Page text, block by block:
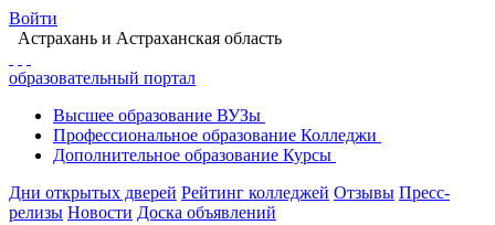
Войти
Астрахань и Астраханская область
образовательный портал
Высшее образование ВУЗы
Профессиональное образование Колледжи
Дополнительное образование Курсы
Дни открытых дверей Рейтинг колледжей Отзывы Пресс-
релизы Новости Доска объявлений